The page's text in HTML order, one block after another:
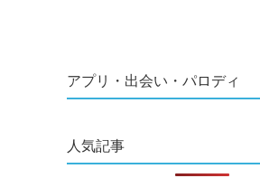
アプリ・出会い・パロディ
人気記事